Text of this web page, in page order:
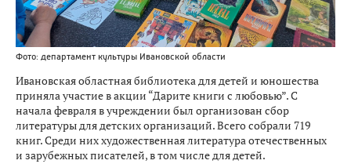
Фото: департамент культуры Ивановской области
Ивановская областная библиотека для детей и юношества
приняла участие в акции “Дарите книги с любовью”. С
начала февраля в учреждении был организован сбор
литературы для детских организаций. Всего собрали 719
книг. Среди них художественная литература отечественных
и зарубежных писателей, в том числе для детей.